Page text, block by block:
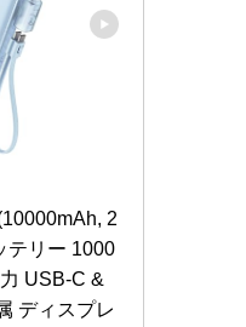
2
テリー 1000
USB-C &
ディスプレ